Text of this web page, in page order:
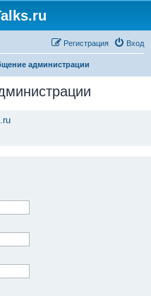
Вход
Регистрация
администрации